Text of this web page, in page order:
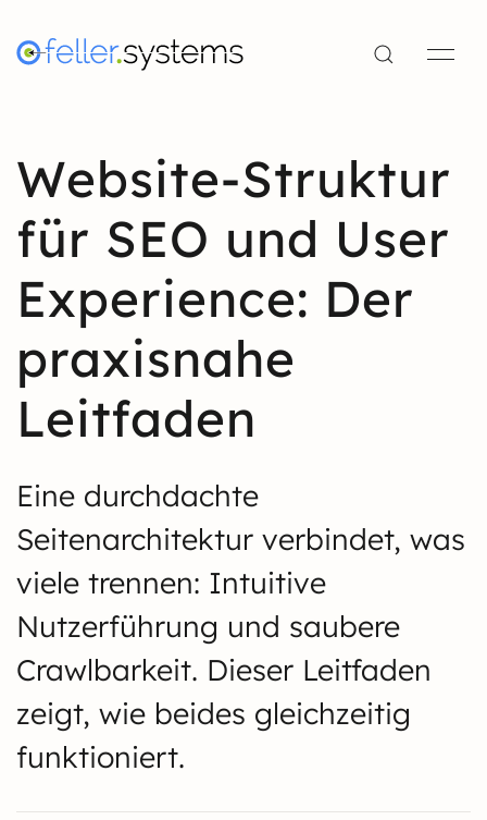
Website-Struktur
für SEO und User
Experience: Der
praxisnahe
Leitfaden
Eine durchdachte
Seitenarchitektur verbindet, was
viele trennen: Intuitive
Nutzerführung und saubere
Crawlbarkeit. Dieser Leitfaden
zeigt, wie beides gleichzeitig
funktioniert.